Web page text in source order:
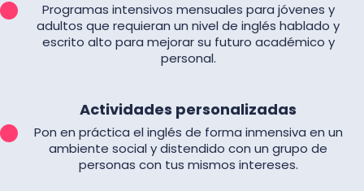
Programas intensivos mensuales para jóvenes y
adultos que requieran un nivel de inglés hablado y
escrito alto para mejorar su futuro académico y
personal.
Actividades personalizadas
Pon en práctica el inglés de forma inmensiva en un
ambiente social y distendido con un grupo de
personas con tus mismos intereses.